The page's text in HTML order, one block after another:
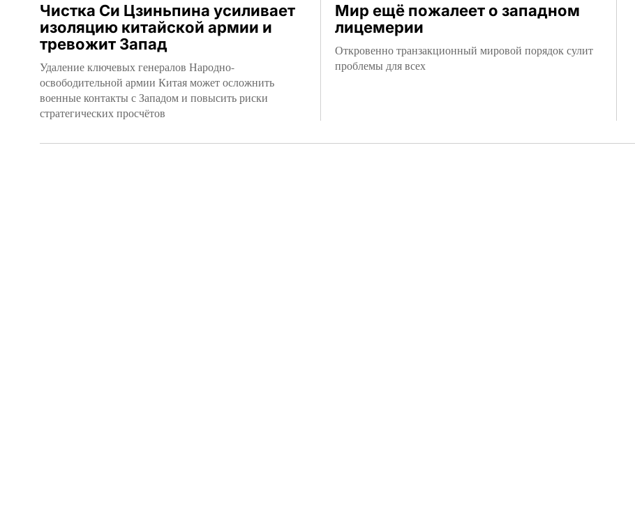
Чистка Си Цзиньпина усиливает
изоляцию китайской армии и
тревожит Запад
Удаление ключевых генералов Народно-
освободительной армии Китая может осложнить
военные контакты с Западом и повысить риски
стратегических просчётов
Мир ещё пожалеет о западном
лицемерии
Откровенно транзакционный мировой порядок сулит
проблемы для всех